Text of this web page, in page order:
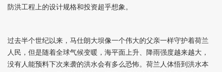
防洪工程上的设计规格和投资超乎想象。
过去半个世纪以来，马仕朗大坝像一个伟大的父亲一样守护着荷兰
人民，但是随着全球气候变暖，海平面上升、降雨强度越来越大，
没有人能预料下次来袭的洪水会有多么恐怖。荷兰人体悟到洪水本